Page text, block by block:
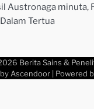
Austronaga minuta,
Tertua
Berita Sains &
Ascendoor | Powered